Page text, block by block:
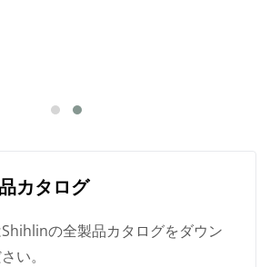
カタログ
の全製品カタログをダウン
い。